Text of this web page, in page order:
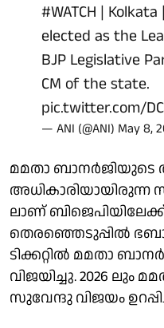
#WATCH | Kolkata
elected as the
BJP Legislative
CM of the state.
pic.twitter.com/
— ANI (@ANI) May 8,
മമതാ
അധികാരിയായിരുന്ന
ലാണ് ബിജെപിയിലേക്ക്
തെരഞ്ഞെടുപ്പില്‍
ടിക്കറ്റില്‍ മമതാ
വിജയിച്ചു. 2026 ലും
സുവേന്ദു വിജയം